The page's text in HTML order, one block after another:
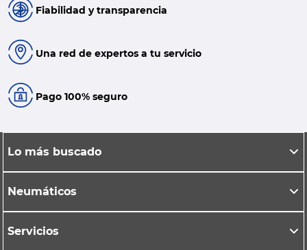
Fiabilidad y transparencia
Una red de expertos a tu servicio
Pago 100% seguro
Lo más buscado
Neumáticos
Servicios